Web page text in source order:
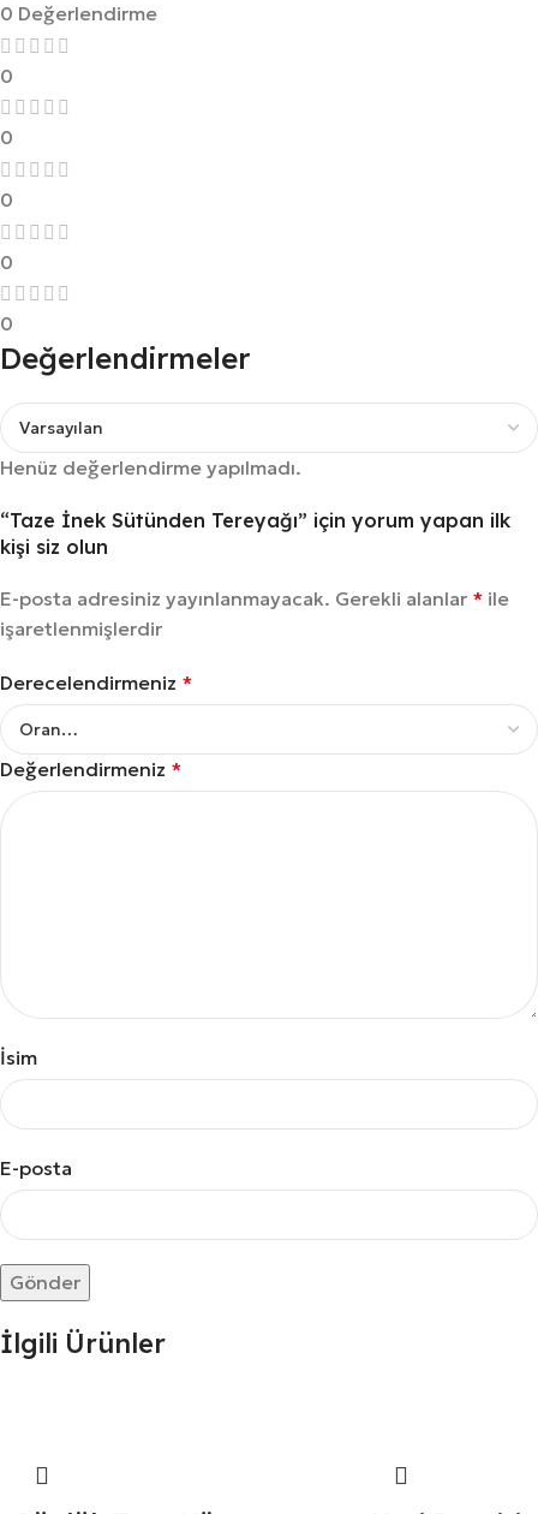
0 Değerlendirme
0
0
0
0
0
Değerlendirmeler
Henüz değerlendirme yapılmadı.
“Taze İnek Sütünden Tereyağı” için yorum yapan ilk
kişi siz olun
E-posta adresiniz yayınlanmayacak. Gerekli alanlar * ile
işaretlenmişlerdir
Derecelendirmeniz *
Değerlendirmeniz *
İsim
E-posta
İlgili Ürünler